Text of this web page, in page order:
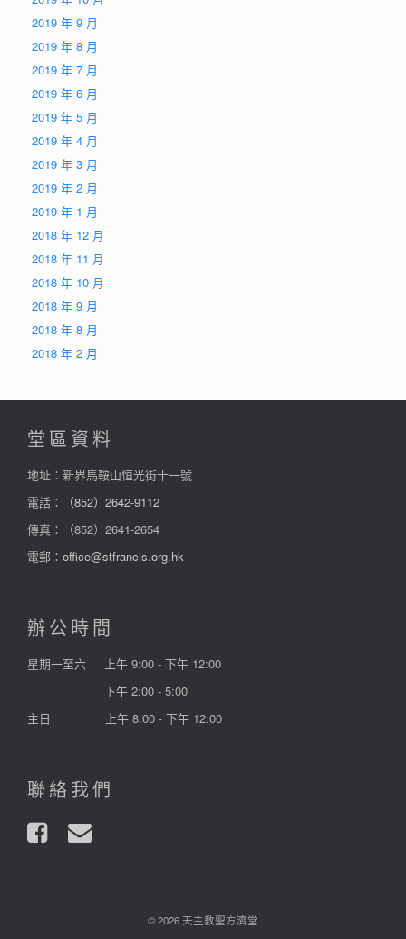
2019 年 9 月
2019 年 8 月
2019 年 7 月
2019 年 6 月
2019 年 5 月
2019 年 4 月
2019 年 3 月
2019 年 2 月
2019 年 1 月
2018 年 12 月
2018 年 11 月
2018 年 10 月
2018 年 9 月
2018 年 8 月
2018 年 2 月
堂區資料
地址：新界馬鞍山恒光街十一號
電話：
（852）2642-9112
傳真：（852）2641-2654
電郵： office@stfrancis.org.hk
辦公時間
星期一至六
上午 9:00 - 下午 12:00
下午 2:00 - 5:00
主日
上午 8:00 - 下午 12:00
聯絡我們
© 2026 天主教聖方濟堂